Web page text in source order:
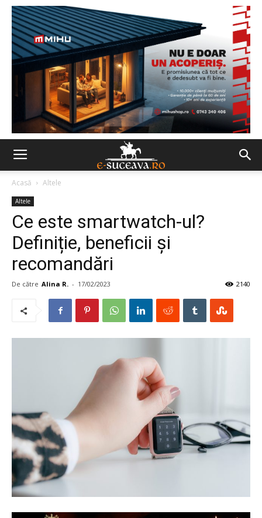
Acasă Altele
Altele
Ce este smartwatch-ul?
Definiție, beneficii și
recomandări
De către Alina R. - 17/02/2023 2140